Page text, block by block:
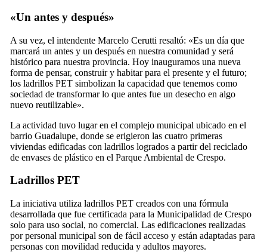
«Un antes y después»
A su vez, el intendente Marcelo Cerutti resaltó: «Es un día que
marcará un antes y un después en nuestra comunidad y será
histórico para nuestra provincia. Hoy inauguramos una nueva
forma de pensar, construir y habitar para el presente y el futuro;
los ladrillos PET simbolizan la capacidad que tenemos como
sociedad de transformar lo que antes fue un desecho en algo
nuevo reutilizable».
La actividad tuvo lugar en el complejo municipal ubicado en el
barrio Guadalupe, donde se erigieron las cuatro primeras
viviendas edificadas con ladrillos logrados a partir del reciclado
de envases de plástico en el Parque Ambiental de Crespo.
Ladrillos PET
La iniciativa utiliza ladrillos PET creados con una fórmula
desarrollada que fue certificada para la Municipalidad de Crespo
solo para uso social, no comercial. Las edificaciones realizadas
por personal municipal son de fácil acceso y están adaptadas para
personas con movilidad reducida y adultos mayores.